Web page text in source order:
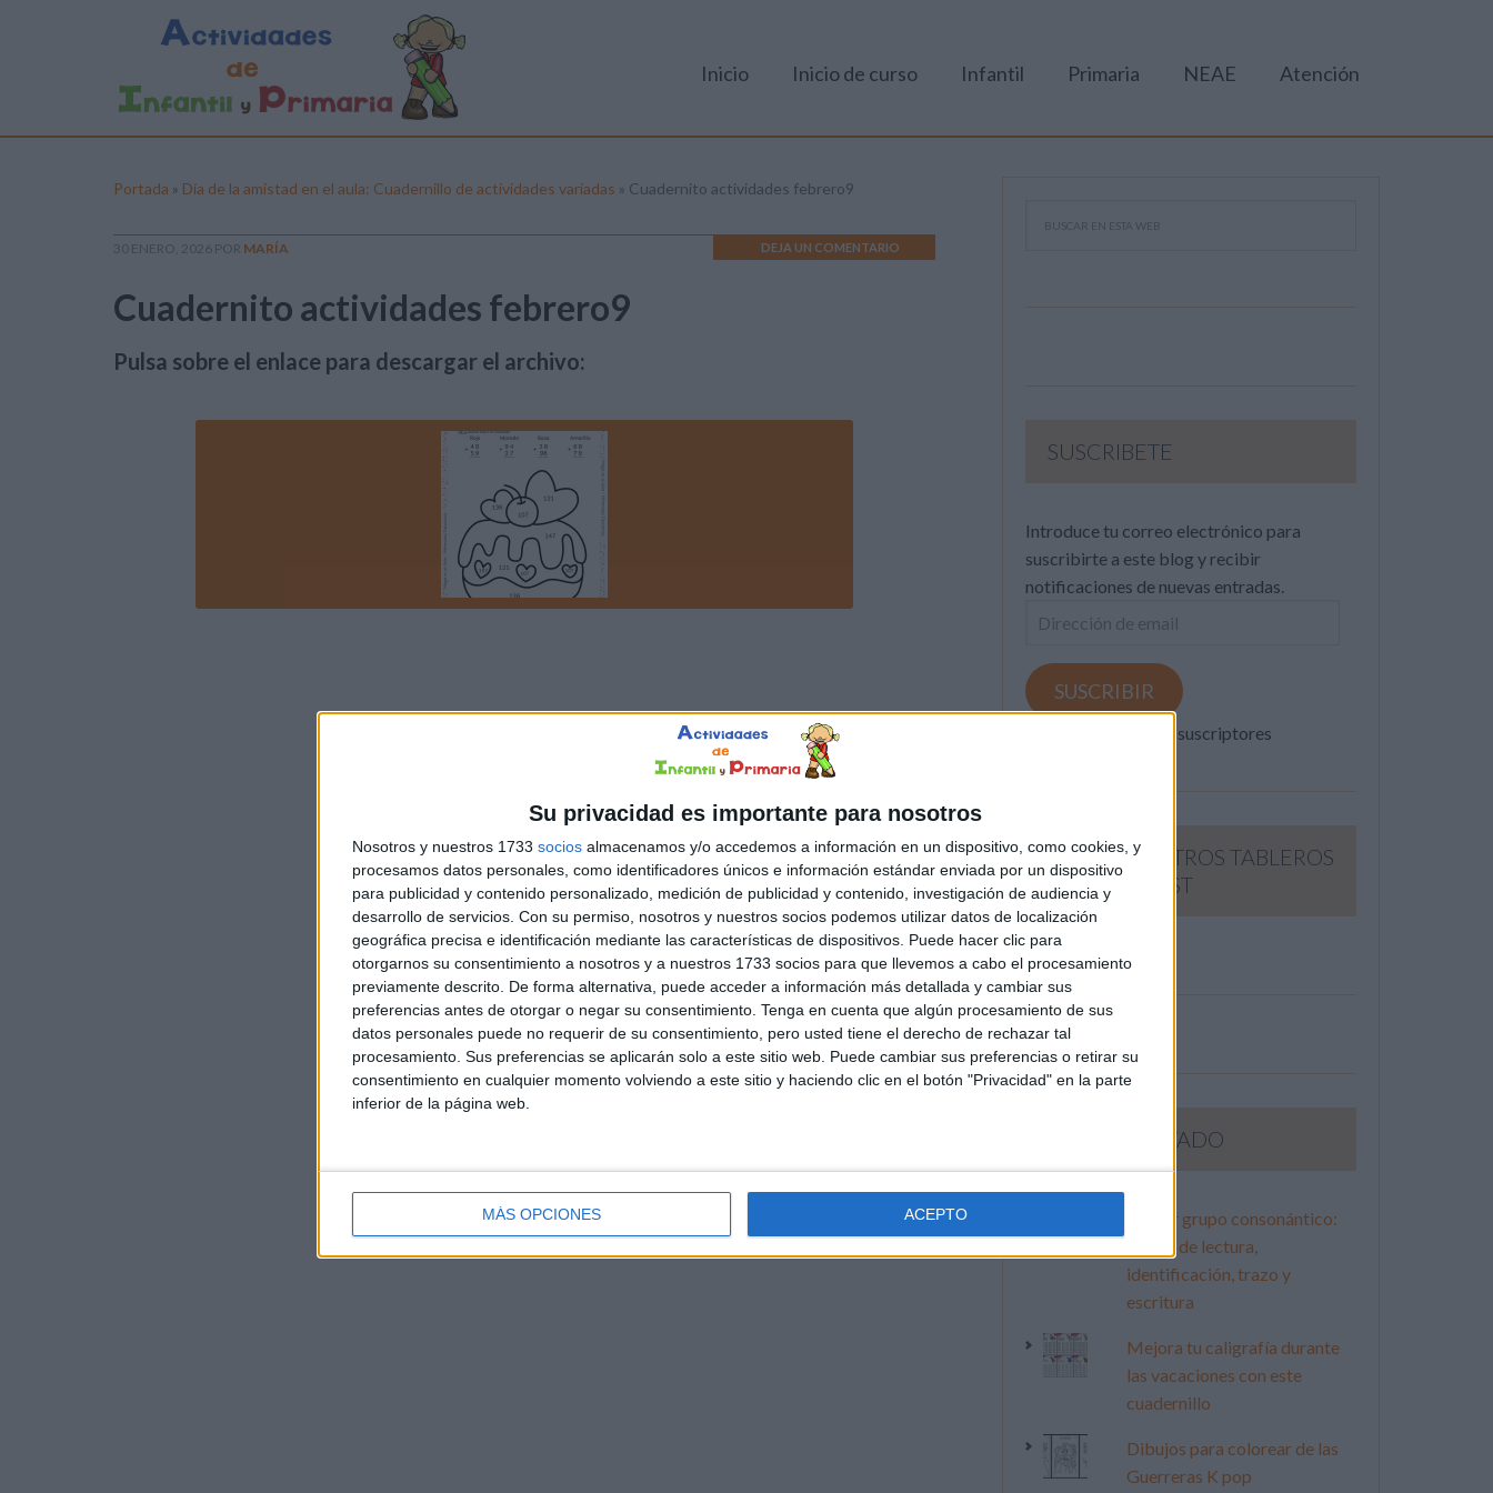
Su privacidad es importante para nosotros
Nosotros y nuestros 1733 socios almacenamos y/o accedemos a información en un dispositivo, como cookies, y
procesamos datos personales, como identificadores únicos e información estándar enviada por un dispositivo
para publicidad y contenido personalizado, medición de publicidad y contenido, investigación de audiencia y
desarrollo de servicios. Con su permiso, nosotros y nuestros socios podemos utilizar datos de localización
geográfica precisa e identificación mediante las características de dispositivos. Puede hacer clic para
otorgarnos su consentimiento a nosotros y a nuestros 1733 socios para que llevemos a cabo el procesamiento
previamente descrito. De forma alternativa, puede acceder a información más detallada y cambiar sus
preferencias antes de otorgar o negar su consentimiento. Tenga en cuenta que algún procesamiento de sus
datos personales puede no requerir de su consentimiento, pero usted tiene el derecho de rechazar tal
procesamiento. Sus preferencias se aplicarán solo a este sitio web. Puede cambiar sus preferencias o retirar su
consentimiento en cualquier momento volviendo a este sitio y haciendo clic en el botón "Privacidad" en la parte
inferior de la página web.
MÁS OPCIONES ACEPTO
Inicio Inicio de curso Infantil Primaria NEAE Atención
Portada » Día de la amistad en el aula: Cuadernillo de actividades variadas » Cuadernito actividades febrero9
30 ENERO, 2026 POR MARÍA DEJA UN COMENTARIO
Cuadernito actividades febrero9
Pulsa sobre el enlace para descargar el archivo:
SUSCRIBETE
Introduce tu correo electrónico para
suscribirte a este blog y recibir
notificaciones de nuevas entradas.
Dirección
email
SUSCRIBIR
Únete a otros 371K suscriptores
SIGUE NUESTROS TABLEROS
EN PINTEREST
LO MÁS VISITADO
Primer grupo consonántico:
Fichas de lectura,
identificación, trazo y
escritura
Mejora tu caligrafía durante
las vacaciones con este
cuadernillo
Dibujos para colorear de las
Guerreras K pop